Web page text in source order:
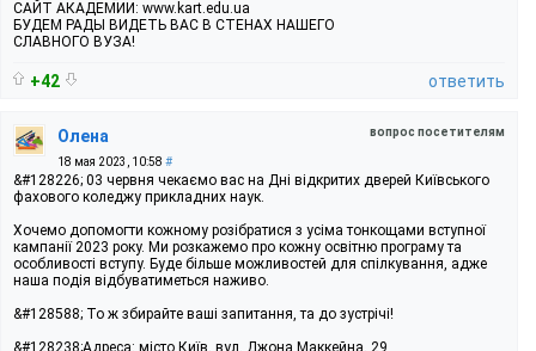
САЙТ АКАДЕМИИ: www.kart.edu.ua
БУДЕМ РАДЫ ВИДЕТЬ ВАС В СТЕНАХ НАШЕГО
СЛАВНОГО ВУЗА!
+42 ответить
вопрос посетителям
Олена
18 мая 2023, 10:58 #
&#128226; 03 червня чекаємо вас на Дні відкритих дверей Київського
фахового коледжу прикладних наук.
Хочемо допомогти кожному розібратися з усіма тонкощами вступної
кампанії 2023 року. Ми розкажемо про кожну освітню програму та
особливості вступу. Буде більше можливостей для спілкування, адже
наша подія відбуватиметься наживо.
&#128588; То ж збирайте ваші запитання, та до зустрічі!
&#128238;Адреса: місто Київ, вул. Джона Маккейна, 29